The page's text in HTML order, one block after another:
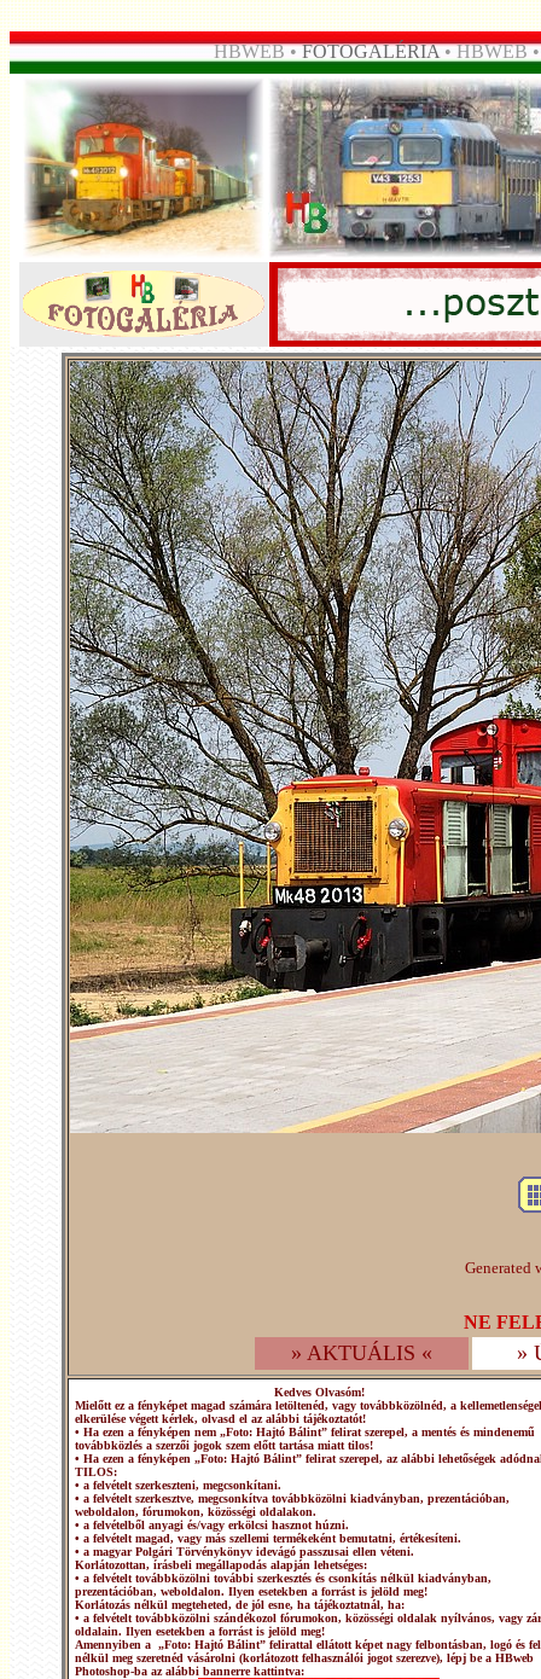
HBWEB •FOTOGALÉRIA• HBWEB
Generated
NE
» AKTUÁLIS « »
Kedves Olvasóm!
Mielőtt ez a fényképet magad számára letöltenéd, vagy továbbközölnéd, a
elkerülése végett kérlek, olvasd el az alábbi tájékoztatót!
• Ha ezen a fényképen nem „Foto: Hajtó Bálint” felirat szerepel, a mentés és mindenemű
továbbközlés a szerzői jogok szem előtt tartása miatt tilos!
• Ha ezen a fényképen „Foto: Hajtó Bálint” felirat szerepel, az alábbi lehetőségek
TILOS:
• a felvételt szerkeszteni, megcsonkítani.
• a felvételt szerkesztve, megcsonkítva továbbközölni kiadványban, prezentációban,
weboldalon, fórumokon, közösségi oldalakon.
• a felvételből anyagi és/vagy erkölcsi hasznot húzni.
• a felvételt magad, vagy más szellemi termékeként bemutatni, értékesíteni.
• a magyar Polgári Törvénykönyv idevágó passzusai ellen véteni.
Korlátozottan, írásbeli megállapodás alapján lehetséges:
• a felvételt továbbközölni további szerkesztés és csonkítás nélkül kiadványban,
prezentációban, weboldalon. Ilyen esetekben a forrást is jelöld meg!
Korlátozás nélkül megteheted, de jól esne, ha tájékoztatnál, ha:
• a felvételt továbbközölni szándékozol fórumokon, közösségi oldalak nyílvános, vagy
oldalain. Ilyen esetekben a forrást is jelöld meg!
Amennyiben a „Foto: Hajtó Bálint” felirattal ellátott képet nagy felbontásban, logó és
nélkül meg szeretnéd vásárolni (korlátozott felhasználói jogot szerezve), lépj be a HBweb
Photoshop-ba az alábbi bannerre kattintva: